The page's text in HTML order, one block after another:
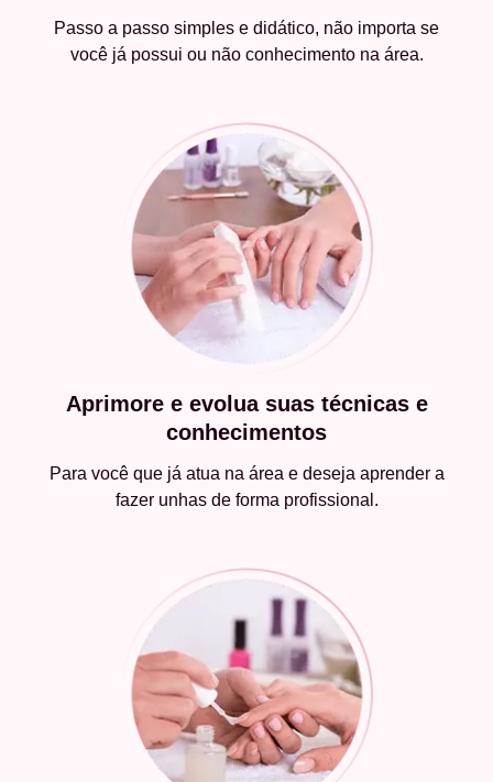
Passo a passo simples e didático, não importa se
você já possui ou não conhecimento na área.
Aprimore e evolua suas técnicas e
conhecimentos
Para você que já atua na área e deseja aprender a
fazer unhas de forma profissional.